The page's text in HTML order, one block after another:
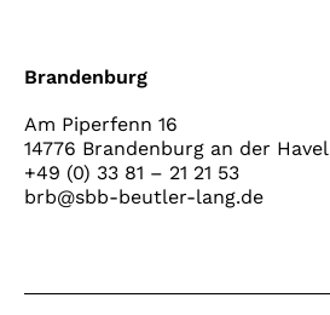
Brandenburg
Am Piperfenn 16
14776 Brandenburg an der Havel
+49 (0) 33 81 – 21 21 53
brb@sbb-beutler-lang.de